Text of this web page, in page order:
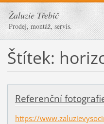
Žaluzie Třebíč
Prodej, montáž, servis.
Štítek:
Referenční
https://